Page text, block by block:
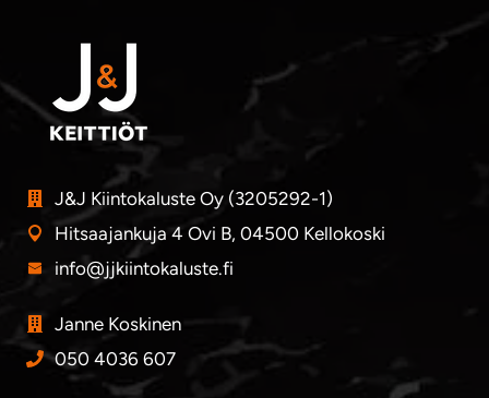
J&J Kiintokaluste Oy (3205292-1)
Hitsaajankuja 4 Ovi B, 04500 Kellokoski
info@jjkiintokaluste.fi
Janne Koskinen
050 4036 607